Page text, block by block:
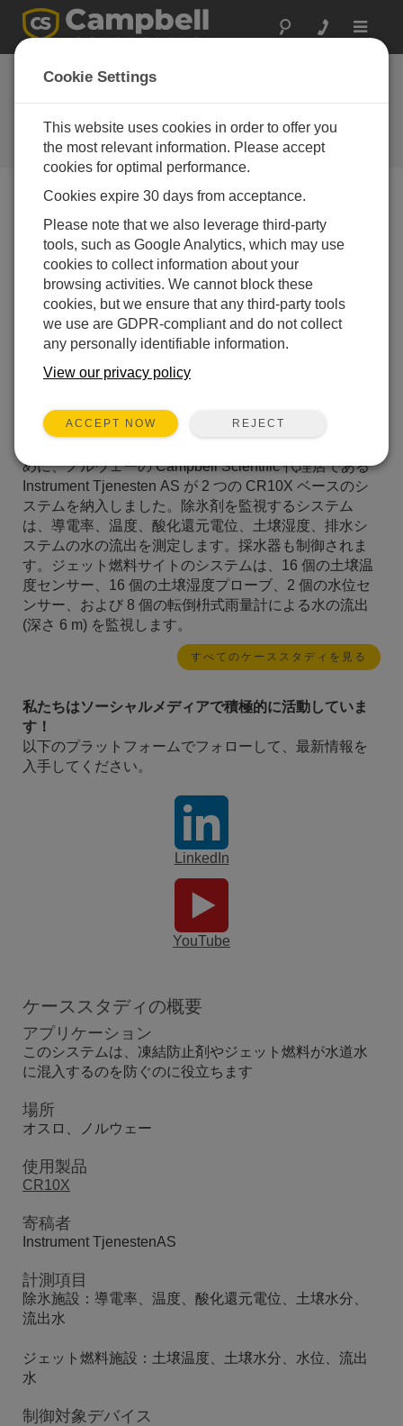
Toggle
ノルウェー：空港地
下水の水質
除氷剤やジェット燃料から水源を
守る
ノルウェーのオスロ空港の建設は、除氷剤とジェット
ました。これを実現するために、脆弱なエリアの土壌
は、有害な化学物質を分解する微生物を含む材料で置
めに、ノルウェーの Campbell Scientific 代理店である
Instrument Tjenesten AS が 2 つの CR10X ベースのシ
ステムを納入しました。除氷剤を監視するシステム
は、導電率、温度、酸化還元電位、土壌湿度、排水シ
ステムの水の流出を測定します。採水器も制御されま
す。ジェット燃料サイトのシステムは、16 個の土壌温
度センサー、16 個の土壌湿度プローブ、2 個の水位セ
ンサー、および 8 個の転倒枡式雨量計による水の流出
(深さ 6 m) を監視します。
すべてのケーススタディを見る
私たちはソーシャルメディアで積極的に活動していま
す！
以下のプラットフォームでフォローして、最新情報を
入手してください。
LinkedIn
YouTube
ケーススタディの概要
アプリケーション
このシステムは、凍結防止剤やジェット燃料が水道水
に混入するのを防ぐのに役立ちます
場所
オスロ、ノルウェー
使用製品
CR10X
寄稿者
Instrument TjenestenAS
計測項目
除氷施設：導電率、温度、酸化還元電位、土壌水分、
流出水
ジェット燃料施設：土壌温度、土壌水分、水位、流出
水
制御対象デバイス
Cookie Settings
This website uses cookies in order to offer you
the most relevant information. Please accept
cookies for optimal performance.
Cookies expire 30 days from acceptance.
Please note that we also leverage third-party
tools, such as Google Analytics, which may use
cookies to collect information about your
browsing activities. We cannot block these
cookies, but we ensure that any third-party tools
we use are GDPR-compliant and do not collect
any personally identifiable information.
View our privacy policy
ACCEPT NOW REJECT